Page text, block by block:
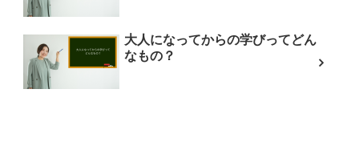
大人になってからの学びってどん
なもの？